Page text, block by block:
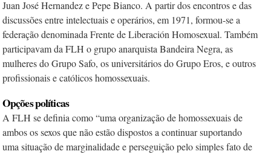
Juan José Hernandez e Pepe Bianco. A partir dos encontros e das
discussões entre intelectuais e operários, em 1971, formou-se a
federação denominada Frente de Liberación Homosexual. Também
participavam da FLH o grupo anarquista Bandeira Negra, as
mulheres do Grupo Safo, os universitários do Grupo Eros, e outros
profissionais e católicos homossexuais.
Opções políticas
A FLH se definia como “uma organização de homossexuais de
ambos os sexos que não estão dispostos a continuar suportando
uma situação de marginalidade e perseguição pelo simples fato de